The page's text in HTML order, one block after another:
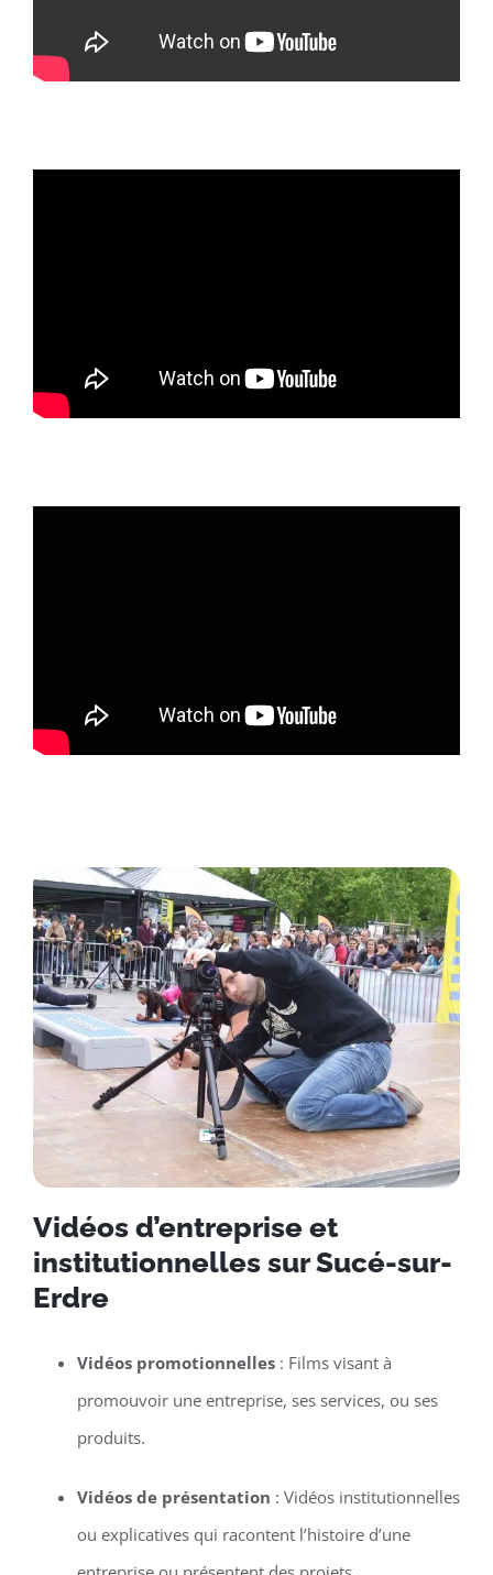
Vidéos d’entreprise et
institutionnelles sur Sucé-sur-
Erdre
Vidéos promotionnelles: Films visant à
promouvoir une entreprise, ses services, ou ses
produits.
Vidéos de présentation : Vidéos institutionnelles
ou explicatives qui racontent l’histoire d’une